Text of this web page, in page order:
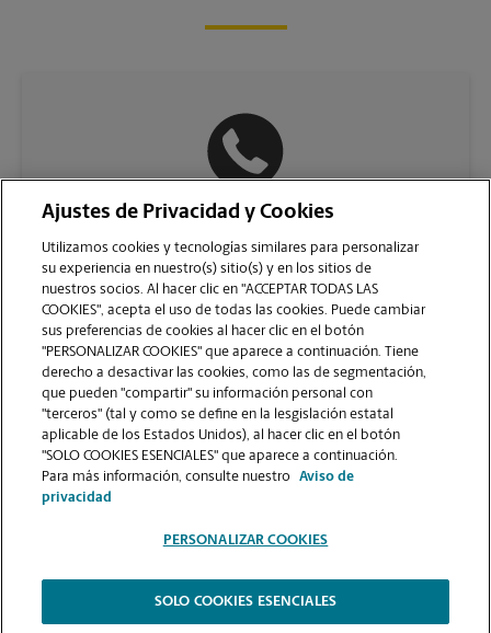
VER LA PÁGINA DE LA TIENDA
2026.
The UPS Store | Aviso de Privacidad | Términos de Uso del Sitio Web |
Ajustes de Privacidad y Cookies
Utilizamos cookies y tecnologías similares para personalizar
su experiencia en nuestro(s) sitio(s) y en los sitios de
nuestros socios. Al hacer clic en "ACCEPTAR TODAS LAS
COOKIES", acepta el uso de todas las cookies. Puede cambiar
sus preferencias de cookies al hacer clic en el botón
"PERSONALIZAR COOKIES" que aparece a continuación. Tiene
derecho a desactivar las cookies, como las de segmentación,
que pueden "compartir" su información personal con
"terceros" (tal y como se define en la lesgislación estatal
aplicable de los Estados Unidos), al hacer clic en el botón
"SOLO COOKIES ESENCIALES" que aparece a continuación.
Para más información, consulte nuestro
Aviso de
privacidad
PERSONALIZAR COOKIES
SOLO COOKIES ESENCIALES